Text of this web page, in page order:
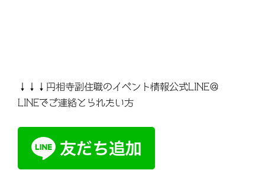
↓↓↓円相寺副住職のイベント情報公式LINE＠
LINEでご連絡とられたい方